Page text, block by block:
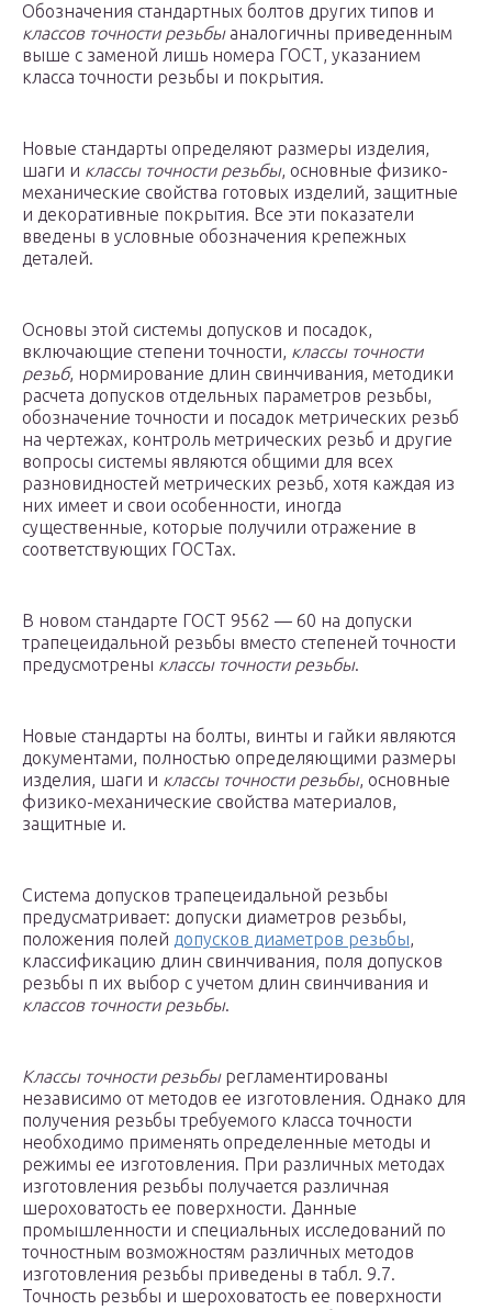
Обозначения стандартных болтов других типов и
классов точности резьбыаналогичны приведенным
выше с заменой лишь номера ГОСТ, указанием
класса точности резьбы и покрытия.
Новые стандарты определяют размеры изделия,
шаги и классы точности резьбы, основные физико-
механические свойства готовых изделий, защитные
и декоративные покрытия. Все эти показатели
введены в условные обозначения крепежных
деталей.
Основы этой системы допусков и посадок,
включающие степени точности, классы точности
резьб, нормирование длин свинчивания, методики
расчета допусков отдельных параметров резьбы,
обозначение точности и посадок метрических резьб
на чертежах, контроль метрических резьб и другие
вопросы системы являются общими для всех
разновидностей метрических резьб, хотя каждая из
них имеет и свои особенности, иногда
существенные, которые получили отражение в
соответствующих ГОСТах.
В новом стандарте ГОСТ 9562 — 60 на допуски
трапецеидальной резьбы вместо степеней точности
предусмотрены классы точности резьбы.
Новые стандарты на болты, винты и гайки являются
документами, полностью определяющими размеры
изделия, шаги и классы точности резьбы, основные
физико-механические свойства материалов,
защитные и.
Система допусков трапецеидальной резьбы
предусматривает: допуски диаметров резьбы,
положения полей допусков диаметров резьбы,
классификацию длин свинчивания, поля допусков
резьбы п их выбор с учетом длин свинчивания и
классов точности резьбы.
Классы точности резьбырегламентированы
независимо от методов ее изготовления. Однако для
получения резьбы требуемого класса точности
необходимо применять определенные методы и
режимы ее изготовления. При различных методах
изготовления резьбы получается различная
шероховатость ее поверхности. Данные
промышленности и специальных исследований по
точностным возможностям различных методов
изготовления резьбы приведены в табл. 9.7.
Точность резьбы и шероховатость ее поверхности